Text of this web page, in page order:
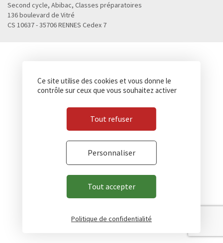
Second cycle, Abibac, Classes préparatoires
136 boulevard de Vitré
CS 10637 - 35706 RENNES Cedex 7
Ce site utilise des cookies et vous donne le
contrôle sur ceux que vous souhaitez activer
Tout accepter
Tout refuser
Personnaliser
Politique de confidentialité